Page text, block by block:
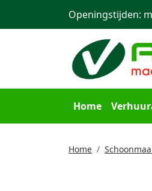
Home
Openingstijden:
Home